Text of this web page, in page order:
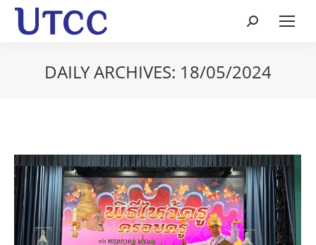
Search:
DAILY ARCHIVES: 18/05/2024